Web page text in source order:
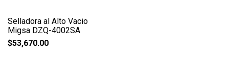
Selladora al Alto Vacio
Migsa DZQ-4002SA
$53,670.00